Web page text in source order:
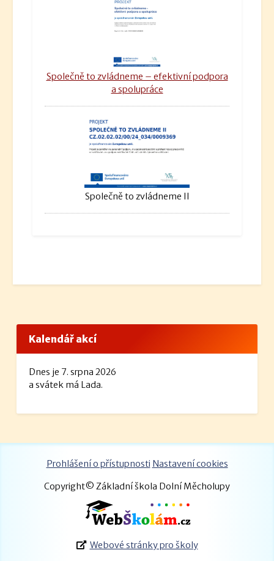
Společně to zvládneme – efektivní podpora
a spolupráce
Společně to zvládneme II
Kalendář akcí
Dnes je 7. srpna 2026
a svátek má Lada.
Prohlášení o přístupnosti Nastavení cookies
Copyright© Základní škola Dolní Měcholupy
Webové stránky pro školy